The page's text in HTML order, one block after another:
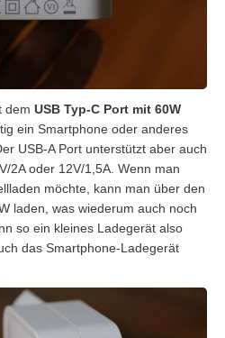
dem USB Typ-C Port mit 60W
ein Smartphone oder anderes
USB-A Port unterstützt aber auch
2A oder 12V/1,5A. Wenn man
möchte, kann man über den
laden, was wiederum auch noch
so ein kleines Ladegerät also
das Smartphone-Ladegerät